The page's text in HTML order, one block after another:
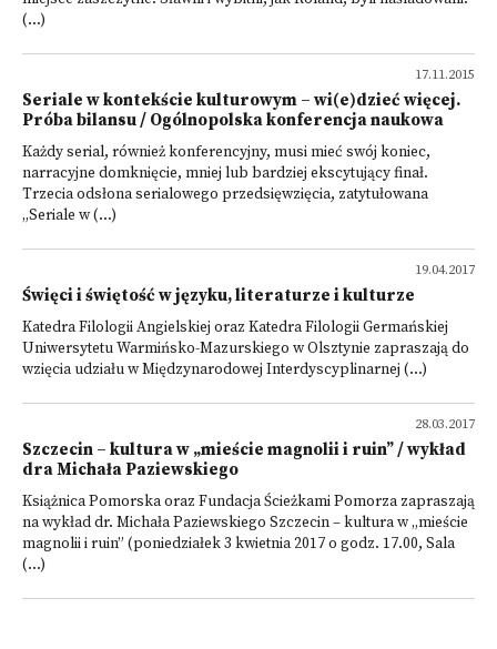
(...)
17.11.2015
Seriale w kontekście kulturowym – wi(e)dzieć więcej.
Próba bilansu / Ogólnopolska konferencja naukowa
Każdy serial, również konferencyjny, musi mieć swój koniec,
narracyjne domknięcie, mniej lub bardziej ekscytujący finał.
Trzecia odsłona serialowego przedsię­wzięcia, zatytułowana
„Seriale w (...)
19.04.2017
Święci i świętość w języku, literaturze i kulturze
Katedra Filologii Angielskiej oraz Katedra Filologii Germańskiej
Uniwersytetu Warmińsko-Mazurskiego w Olsztynie zapraszają do
wzięcia udziału w Międzynarodowej Interdyscyplinarnej (...)
28.03.2017
Szczecin – kultura w „mieście magnolii i ruin” / wykład
dra Michała Paziewskiego
Książnica Pomorska oraz Fundacja Ścieżkami Pomorza zapraszają
na wykład dr. Michała Paziewskiego Szczecin – kultura w „mieście
magnolii i ruin” (poniedziałek 3 kwietnia 2017 o godz. 17.00, Sala
(...)